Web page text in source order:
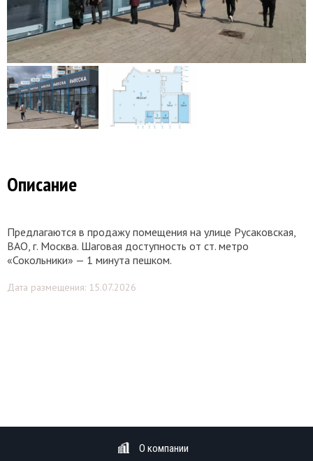
Описание
Предлагаются в продажу помещения на улице Русаковская,
ВАО, г. Москва. Шаговая доступность от ст. метро
«Сокольники» — 1 минута пешком.
Дата размещения: 15.07.2026
О компании